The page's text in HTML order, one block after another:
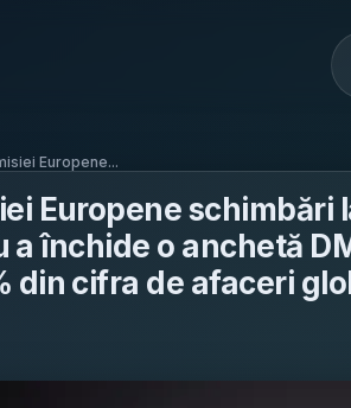
Europene...
Europene schimbări
închide o anchetă
din cifra de afaceri